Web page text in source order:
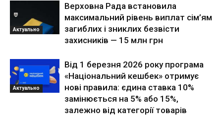
Актуально
Верховна Рада встановила
максимальний рівень виплат сім’ям
загиблих і зниклих безвісти
захисників — 15 млн грн
Актуально
Від 1 березня 2026 року програма
«Національний кешбек» отримує
нові правила: єдина ставка 10%
замінюється на 5% або 15%,
залежно від категорії товарів